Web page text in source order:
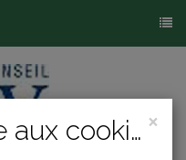
×
Politique relative aux cookies